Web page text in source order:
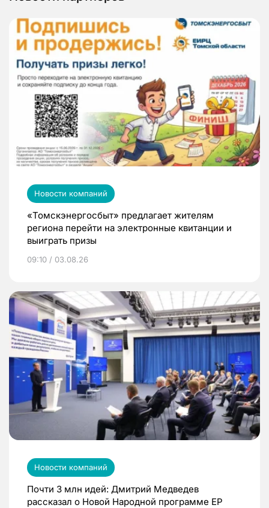
Новости компаний
«Томскэнергосбыт» предлагает жителям
региона перейти на электронные квитанции и
выиграть призы
09:10 / 03.08.26
Новости компаний
Почти 3 млн идей: Дмитрий Медведев
рассказал о Новой Народной программе ЕР